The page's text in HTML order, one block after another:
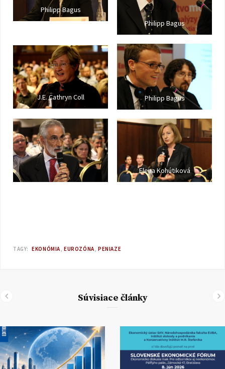
Philipp Bagus
Philipp Bagus
J.E. Cathryn Coll Philipp Bagus
Elena Kohútiková
TAGY: EKONÓMIA EUROZÓNA PENIAZE
Súvisiace články